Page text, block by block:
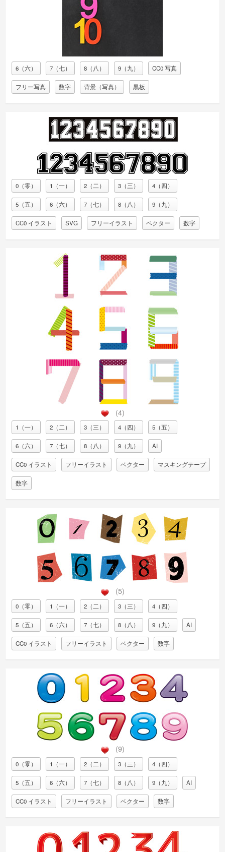
6（六） 7（七） 8（八） 9（九） CC0 写真
フリー写真 数字 背景（写真） 黒板
0（零） 1（一） 2（二） 3（三） 4（四）
5（五） 6（六） 7（七） 8（八） 9（九）
CC0 イラスト SVG フリーイラスト ベクター 数字
(4)
1（一） 2（二） 3（三） 4（四） 5（五）
6（六） 7（七） 8（八） 9（九） AI
CC0 イラスト フリーイラスト ベクター マスキングテープ
数字
(5)
0（零） 1（一） 2（二） 3（三） 4（四）
5（五） 6（六） 7（七） 8（八） 9（九） AI
CC0 イラスト フリーイラスト ベクター 数字
(9)
0（零） 1（一） 2（二） 3（三） 4（四）
5（五） 6（六） 7（七） 8（八） 9（九） AI
CC0 イラスト フリーイラスト ベクター 数字